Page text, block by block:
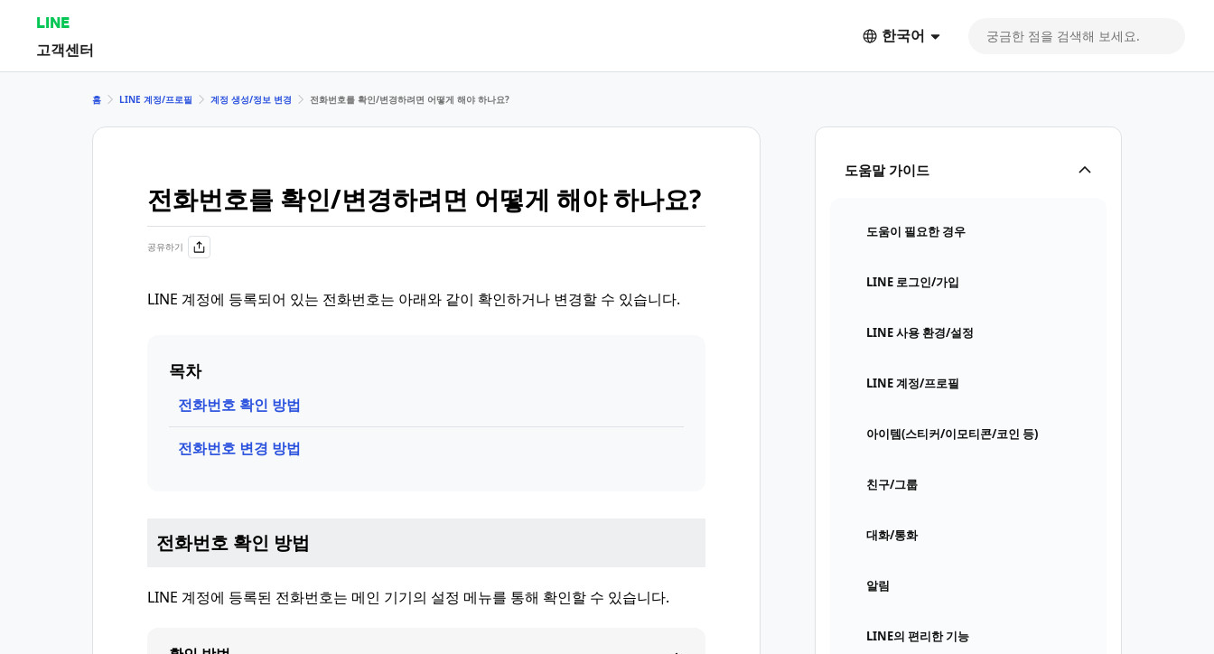
LINE
고객센터
한국어
도움말 가이드
도움이 필요한 경우
LINE 로그인/가입
LINE 사용 환경/설정
LINE 계정/프로필
아이템(스티커/이모티콘/코인 등)
친구/그룹
대화/통화
알림
LINE의 편리한 기능
홈 LINE 계정/프로필 계정 생성/정보 변경 전화번호를 확인/변경하려면 어떻게 해야 하나요?
전화번호를 확인/변경하려면 어떻게 해야 하나요?
공유하기
LINE 계정에 등록되어 있는 전화번호는 아래와 같이 확인하거나 변경할 수 있습니다.
목차
전화번호 확인 방법
전화번호 변경 방법
전화번호 확인 방법
LINE 계정에 등록된 전화번호는 메인 기기의 설정 메뉴를 통해 확인할 수 있습니다.